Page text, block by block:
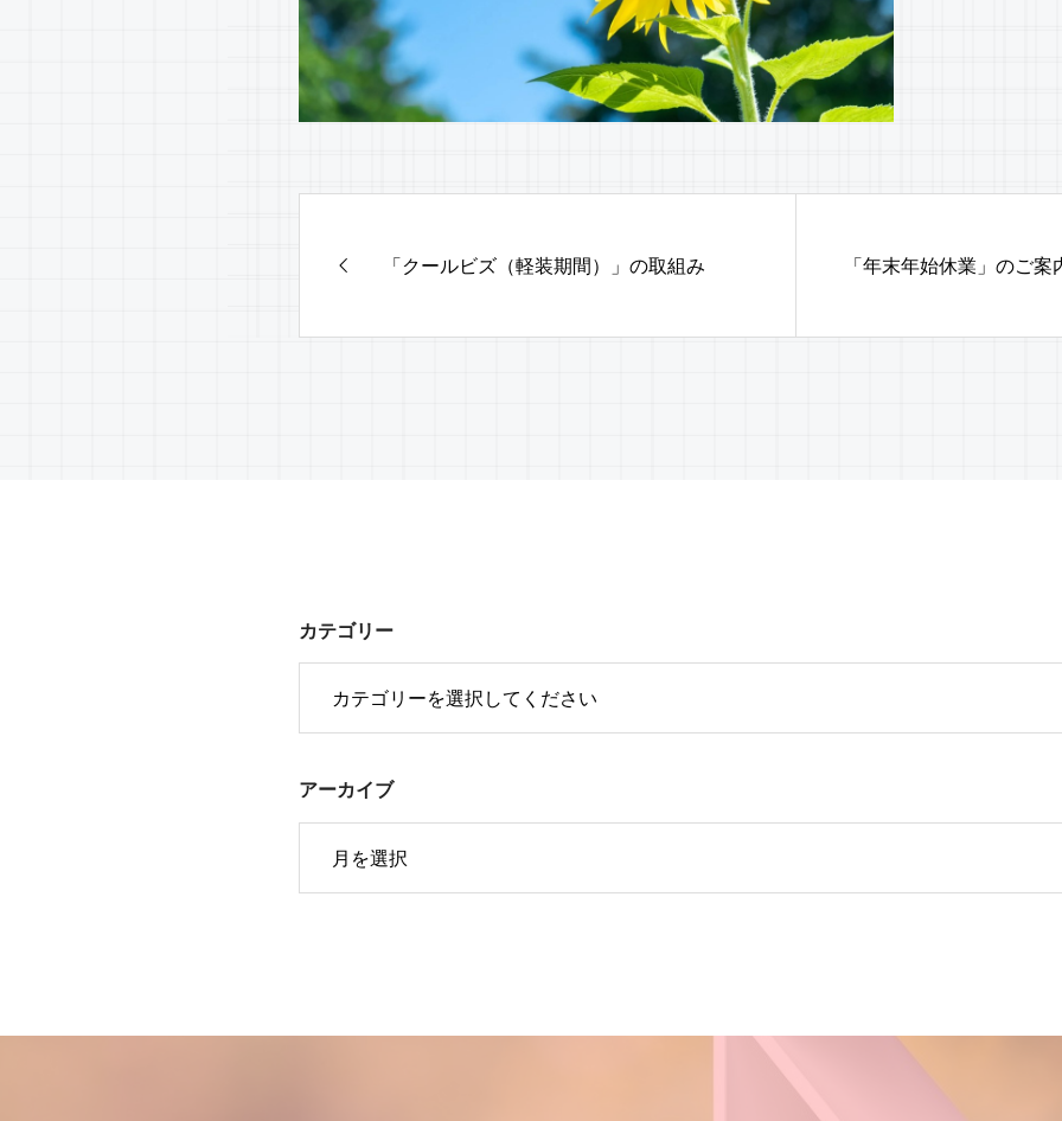
「クールビズ（軽装期間）」の取組み 「年末年始休業」のご案
カテゴリー
アーカイブ